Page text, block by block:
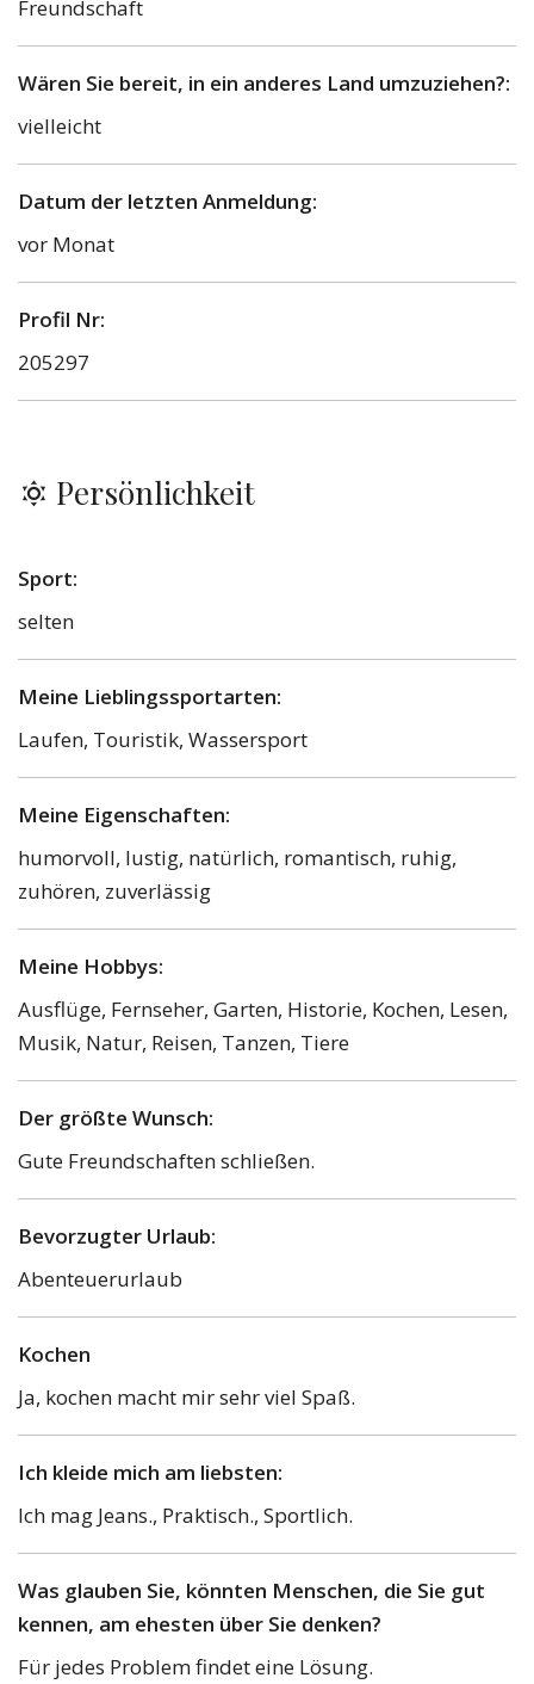
Freundschaft
Wären Sie bereit, in ein anderes Land umzuziehen?:
vielleicht
Datum der letzten Anmeldung:
vor Monat
Profil Nr:
205297
Persönlichkeit
Sport:
selten
Meine Lieblingssportarten:
Laufen, Touristik, Wassersport
Meine Eigenschaften:
humorvoll, lustig, natürlich, romantisch, ruhig,
zuhören, zuverlässig
Meine Hobbys:
Ausflüge, Fernseher, Garten, Historie, Kochen, Lesen,
Musik, Natur, Reisen, Tanzen, Tiere
Der größte Wunsch:
Gute Freundschaften schließen.
Bevorzugter Urlaub:
Abenteuerurlaub
Kochen
Ja, kochen macht mir sehr viel Spaß.
Ich kleide mich am liebsten:
Ich mag Jeans., Praktisch., Sportlich.
Was glauben Sie, könnten Menschen, die Sie gut
kennen, am ehesten über Sie denken?
Für jedes Problem findet eine Lösung.